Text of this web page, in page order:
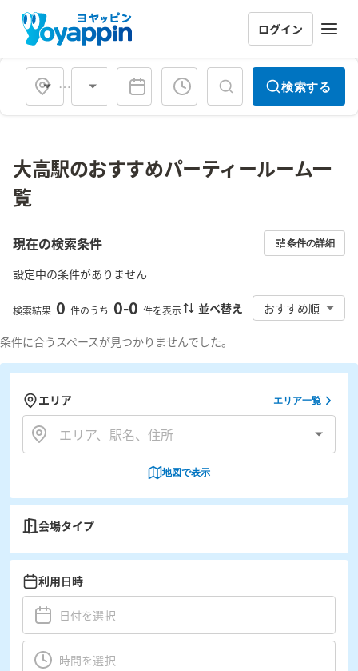
ログイン
会場タイプ 検索する
大高駅のおすすめパーティールーム一
覧
現在の検索条件 条件の詳細
設定中の条件がありません
検索結果 0 件のうち 0-0 件を表示 並べ替え おすすめ順
条件に合うスペースが見つかりませんでした。
エリア エリア一覧
地図で表示
会場タイプ
利用日時